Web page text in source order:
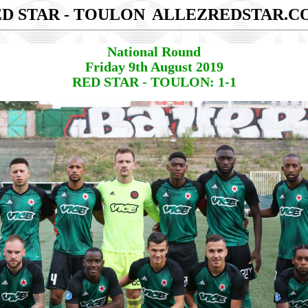
STAR - TOULON
National Round
Friday 9th August 2019
RED STAR - TOULON: 1-1